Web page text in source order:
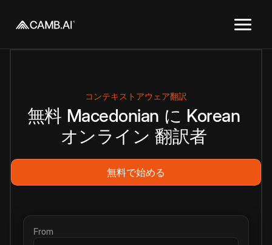
コンテキストアウェア翻訳
無料 Macedonian に Korean
オンライン 翻訳者
無料で始める
From